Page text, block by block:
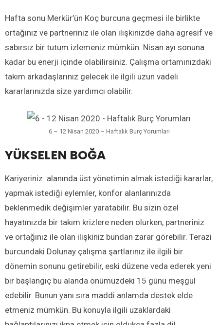
Hafta sonu Merkür’ün Koç burcuna geçmesi ile birlikte
ortağınız ve partneriniz ile olan ilişkinizde daha agresif ve
sabırsız bir tutum izlemeniz mümkün. Nisan ayı sonuna
kadar bu enerji içinde olabilirsiniz. Çalışma ortamınızdaki
takım arkadaşlarınız gelecek ile ilgili uzun vadeli
kararlarınızda size yardımcı olabilir.
6 – 12 Nisan 2020 – Haftalık Burç Yorumları
YÜKSELEN BOĞA
Kariyeriniz alanında üst yönetimin almak istediği kararlar,
yapmak istediği eylemler, konfor alanlarınızda
beklenmedik değişimler yaratabilir. Bu sizin özel
hayatınızda bir takım krizlere neden olurken, partneriniz
ve ortağınız ile olan ilişkiniz bundan zarar görebilir. Terazi
burcundaki Dolunay çalışma şartlarınız ile ilgili bir
dönemin sonunu getirebilir, eski düzene veda ederek yeni
bir başlangıç bu alanda önümüzdeki 15 günü meşgul
edebilir. Bunun yanı sıra maddi anlamda destek elde
etmeniz mümkün. Bu konuyla ilgili uzaklardaki